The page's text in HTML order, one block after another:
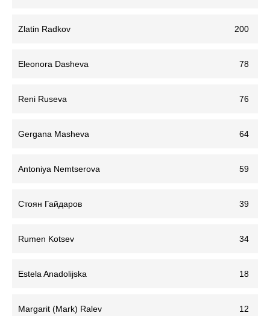
Zlatin Radkov 200
Eleonora Dasheva 78
Reni Ruseva 76
Gergana Masheva 64
Antoniya Nemtserova 59
Стоян Гайдаров 39
Rumen Kotsev 34
Estela Anadolijska 18
Margarit (Mark) Ralev 12